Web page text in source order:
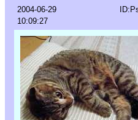
2004-06-29
10:09:27